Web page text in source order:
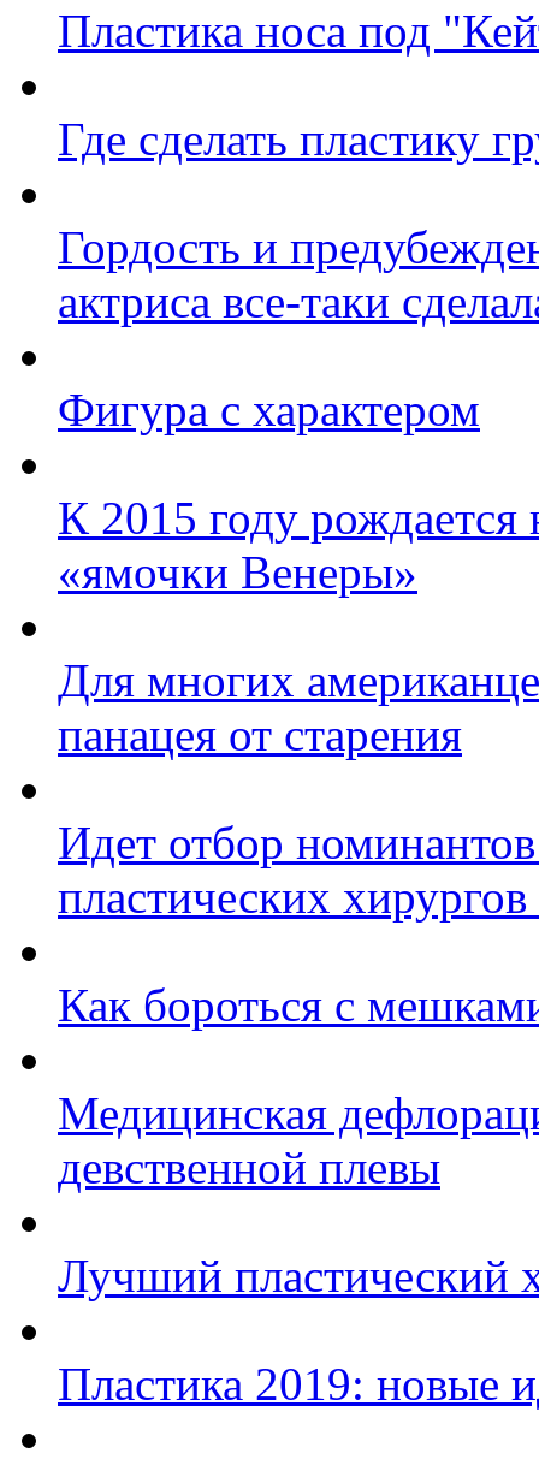
Пластика носа под
Где сделать пластику
Гордость и
актриса все-таки
Фигура с характером
К 2015 году рождается
«ямочки Венеры»
Для многих
панацея от старения
Идет отбор
пластических
Как бороться с
Медицинская
девственной плевы
Лучший пластический
Пластика 2019: новые